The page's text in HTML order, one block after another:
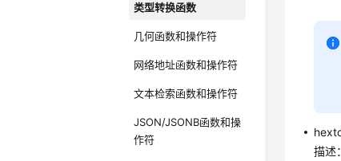
类型转换函数
几何函数和操作符
网络地址函数和操作符
文本检索函数和操作符
JSON/JSONB函数和操
作符
描述